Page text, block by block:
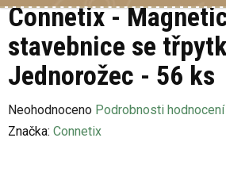
Connetix -
stavebnice se
Jednorožec - 56 ks
Průměrné
hodnocení
Neohodnoceno Podrobnosti hodnocení
Značka: Connetix